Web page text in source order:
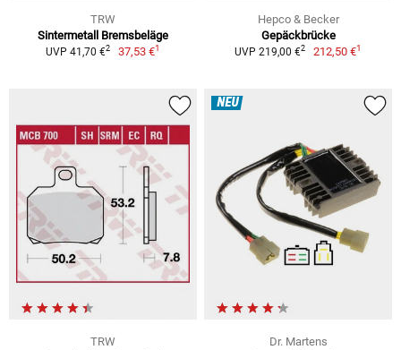
TRW
Sintermetall Bremsbeläge
UVP 41,70 €2 37,53 €1
Hepco & Becker
Gepäckbrücke
UVP 219,00 €2 212,50 €1
TRW
NEU
Dr. Martens